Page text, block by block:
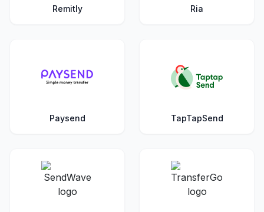
Remitly Ria
Paysend TapTapSend